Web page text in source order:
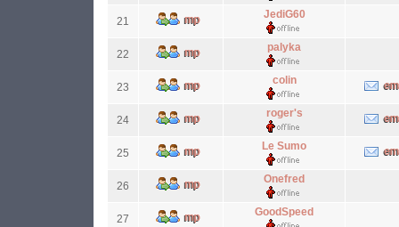
21
JediG60
22
palyka
23
colin
24
roger's
25
Le Sumo
26
Onefred
27
GoodSpeed